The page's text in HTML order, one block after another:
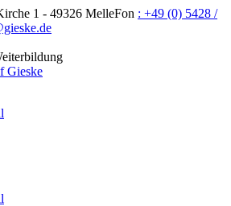
1 - 49326 MelleFon : +49 (0) 5428 /